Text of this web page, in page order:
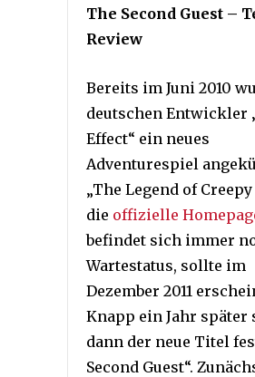
The Second Guest –
Review
Bereits im Juni 2010
deutschen Entwickler
Effect“ ein neues
Adventurespiel
„The Legend of
die offizielle
befindet sich immer
Wartestatus, sollte im
Dezember 2011
Knapp ein Jahr später
dann der neue Titel
Second Guest“.